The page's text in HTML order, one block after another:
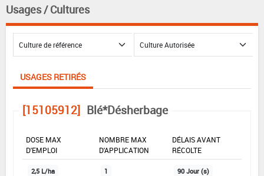
Usages / Cultures
USAGES RETIRÉS
[15105912] Blé*Désherbage
DOSE MAX
D'EMPLOI
NOMBRE MAX
D'APPLICATION
DÉLAIS AVANT
RÉCOLTE
2,5 L/ha 1 90 Jour (s)